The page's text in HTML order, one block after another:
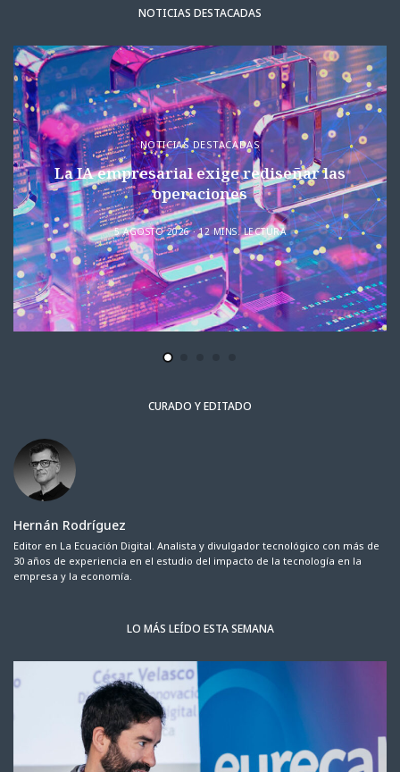
NOTICIAS DESTACADAS
NOTICIAS DESTACADAS
La IA empresarial exige rediseñar las
operaciones
5 AGOSTO 2026 12 MINS. LECTURA
CURADO Y EDITADO
Hernán Rodríguez
Editor en La Ecuación Digital. Analista y divulgador tecnológico con más de
30 años de experiencia en el estudio del impacto de la tecnología en la
empresa y la economía.
LO MÁS LEÍDO ESTA SEMANA